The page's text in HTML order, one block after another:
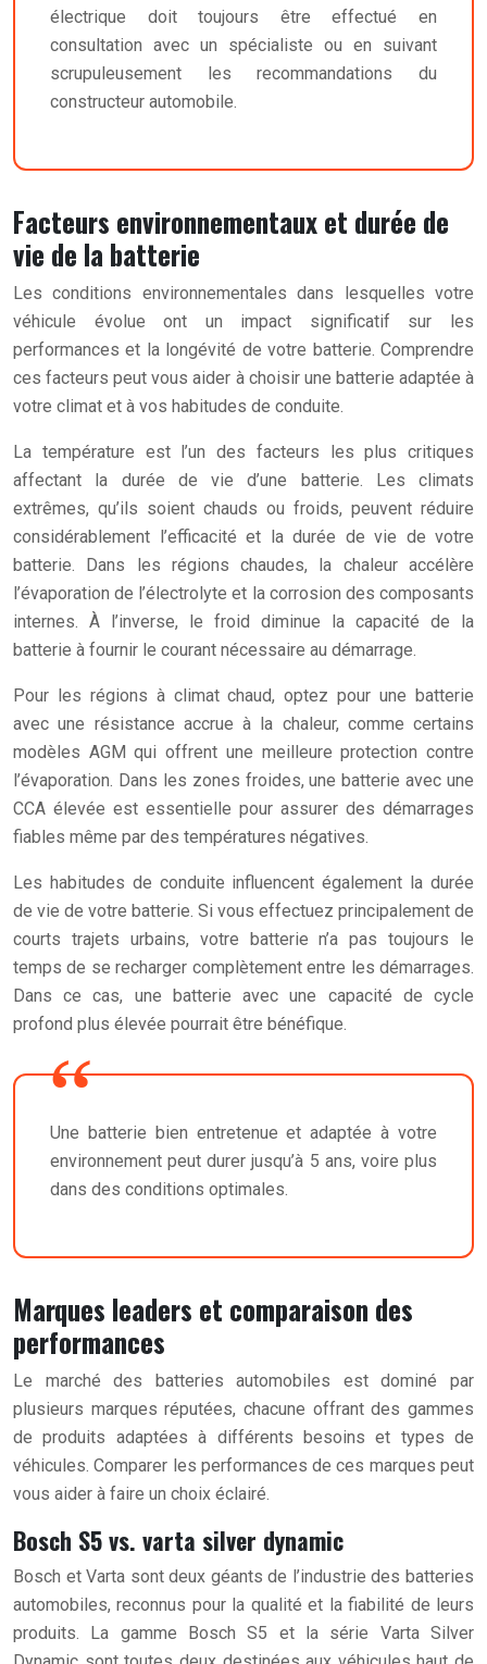
électrique doit toujours être effectué en
consultation avec un spécialiste ou en suivant
scrupuleusement les recommandations du
constructeur automobile.
Facteurs environnementaux et durée de
vie de la batterie
Les conditions environnementales dans lesquelles votre
véhicule évolue ont un impact significatif sur les
performances et la longévité de votre batterie. Comprendre
ces facteurs peut vous aider à choisir une batterie adaptée à
votre climat et à vos habitudes de conduite.
La température est l’un des facteurs les plus critiques
affectant la durée de vie d’une batterie. Les climats
extrêmes, qu’ils soient chauds ou froids, peuvent réduire
considérablement l’efficacité et la durée de vie de votre
batterie. Dans les régions chaudes, la chaleur accélère
l’évaporation de l’électrolyte et la corrosion des composants
internes. À l’inverse, le froid diminue la capacité de la
batterie à fournir le courant nécessaire au démarrage.
Pour les régions à climat chaud, optez pour une batterie
avec une résistance accrue à la chaleur, comme certains
modèles AGM qui offrent une meilleure protection contre
l’évaporation. Dans les zones froides, une batterie avec une
CCA élevée est essentielle pour assurer des démarrages
fiables même par des températures négatives.
Les habitudes de conduite influencent également la durée
de vie de votre batterie. Si vous effectuez principalement de
courts trajets urbains, votre batterie n’a pas toujours le
temps de se recharger complètement entre les démarrages.
Dans ce cas, une batterie avec une capacité de cycle
profond plus élevée pourrait être bénéfique.
Une batterie bien entretenue et adaptée à votre
environnement peut durer jusqu’à 5 ans, voire plus
dans des conditions optimales.
Marques leaders et comparaison des
performances
Le marché des batteries automobiles est dominé par
plusieurs marques réputées, chacune offrant des gammes
de produits adaptées à différents besoins et types de
véhicules. Comparer les performances de ces marques peut
vous aider à faire un choix éclairé.
Bosch S5 vs. varta silver dynamic
Bosch et Varta sont deux géants de l’industrie des batteries
automobiles, reconnus pour la qualité et la fiabilité de leurs
produits. La gamme Bosch S5 et la série Varta Silver